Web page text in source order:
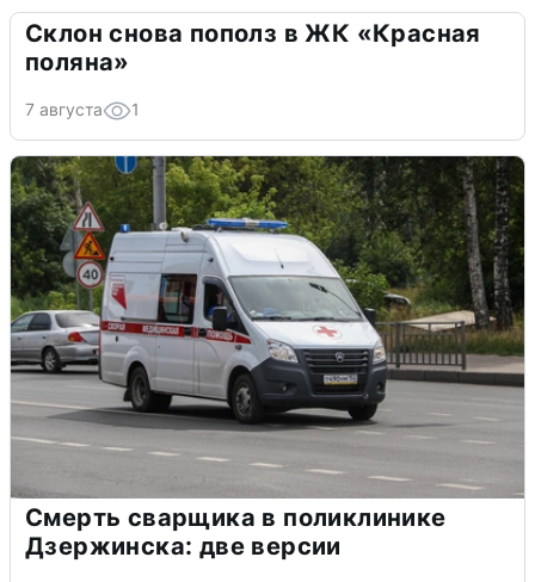
Склон снова пополз в ЖК «Красная
поляна»
7 августа 1
Смерть сварщика в поликлинике
Дзержинска: две версии